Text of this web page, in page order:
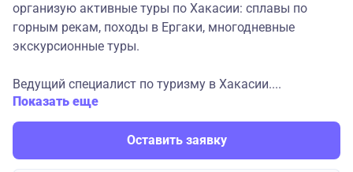
организую активные туры по Хакасии: сплавы по
горным рекам, походы в Ергаки, многодневные
экскурсионные туры.
Ведущий специалист по туризму в Хакасии....
Показать еще
Оставить заявку